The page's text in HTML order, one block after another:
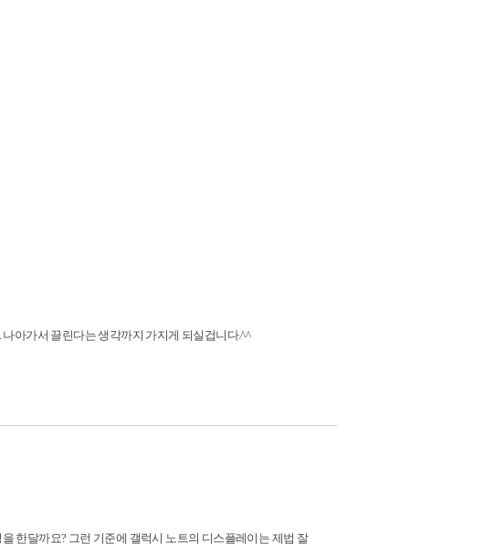
아가서 끌린다는 생각까지 가지게 되실겁니다.^^
한달까요? 그런 기준에 갤럭시 노트의 디스플레이는 제법 잘